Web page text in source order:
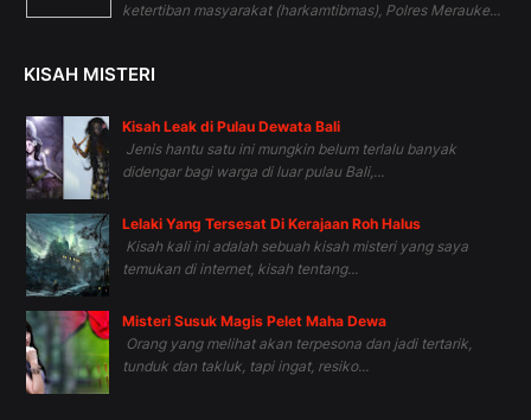
ketertiban masyarakat (harkamtibmas), Polres Merauke...
KISAH MISTERI
Kisah Leak di Pulau Dewata Bali
Jenis hantu satu ini mungkin belum terlalu banyak
didengar bagi warga di luar pulau Bali,...
Lelaki Yang Tersesat Di Kerajaan Roh Halus
Kisah kali ini adalah sebuah kisah misteri yang saya
temukan di internet, kisah tentang...
Misteri Susuk Magis Pelet Maha Dewa
Orang yang melihat akan terpesona dan jadi tertarik,
tunduk dan takluk, tapi ingat, resiko...